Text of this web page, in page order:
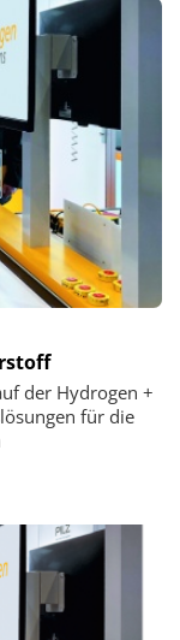
der Hydrogen +
für die